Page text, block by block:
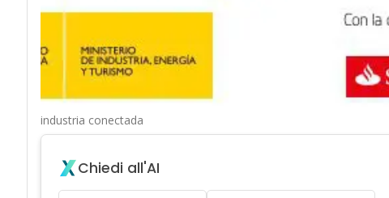
industria conectada
Chiedi all'AI